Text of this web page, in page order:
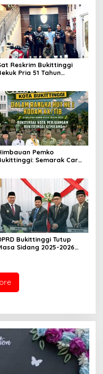
Reskrim Bukittinggi
Pria 51 Tahun
Pemko
Semarak Car
(KODAM) XX/Tuanku
Imam Bonjol
Bukittinggi Tutup
Sidang 2025-2026